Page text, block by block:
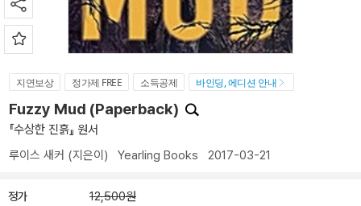
지연보상 정가제 FREE 소득공제 바인딩, 에디션 안내
Fuzzy Mud (Paperback)
『수상한 진흙』 원서
루이스 새커 (지은이) Yearling Books 2017-03-21
정가 12,500원